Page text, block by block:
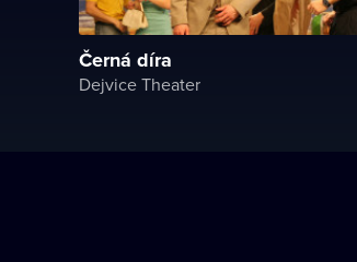
Černá díra
Dejvice Theater